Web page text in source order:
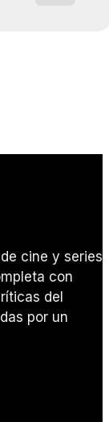
cine y series.
con
del
por un